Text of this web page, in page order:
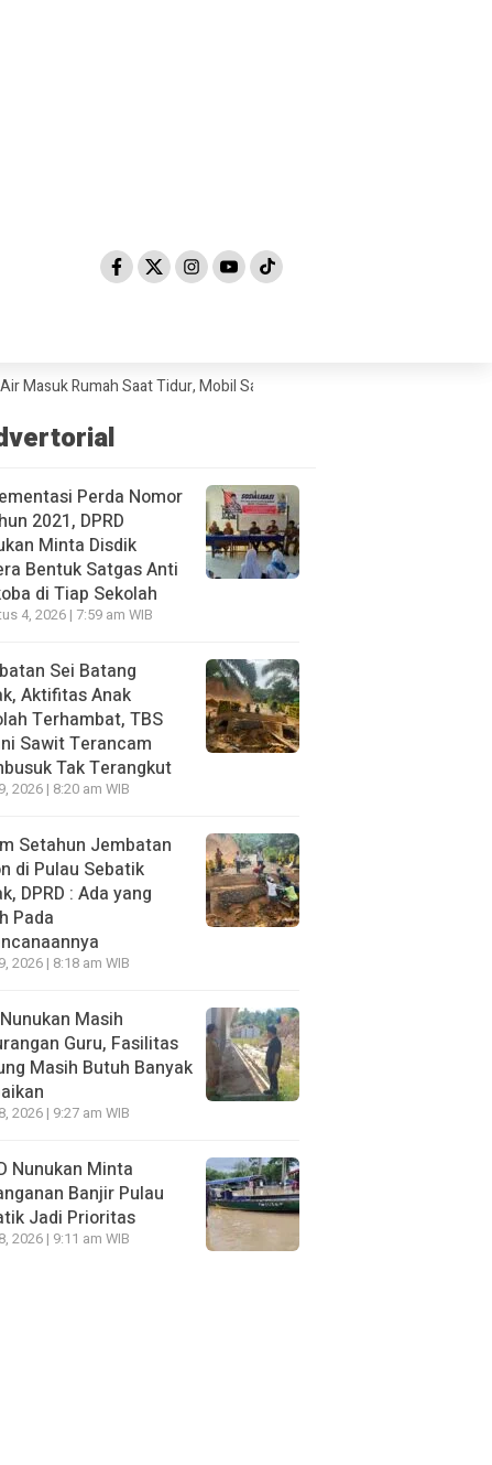
Saat Tidur, Mobil Sampai Hanyut
Perda Nomor
2021, DPRD
Minta Disdik
Bentuk Satgas Anti
di Tiap Sekolah
4, 2026 | 7:59 am WIB
Sei Batang
Aktifitas Anak
Terhambat, TBS
Sawit Terancam
Tak Terangkut
2026 | 8:20 am WIB
Setahun Jembatan
di Pulau Sebatik
DPRD : Ada yang
Pada
2026 | 8:18 am WIB
Masih
Guru, Fasilitas
Masih Butuh Banyak
2026 | 9:27 am WIB
Nunukan Minta
Banjir Pulau
Jadi Prioritas
2026 | 9:11 am WIB